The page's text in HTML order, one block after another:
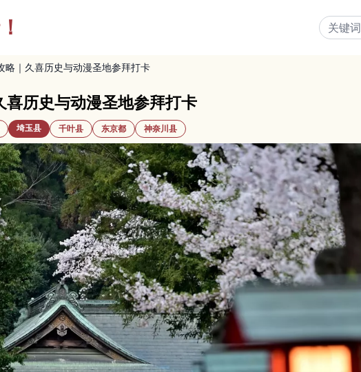
略｜久喜历史与动漫圣地参拜打卡
喜历史与动漫圣地参拜打卡
埼玉县 千叶县 东京都 神奈川县